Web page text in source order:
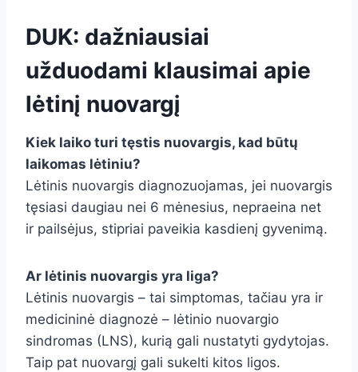
DUK: dažniausiai
užduodami klausimai apie
lėtinį nuovargį
Kiek laiko turi tęstis nuovargis, kad būtų
laikomas lėtiniu?
Lėtinis nuovargis diagnozuojamas, jei nuovargis
tęsiasi daugiau nei 6 mėnesius, nepraeina net
ir pailsėjus, stipriai paveikia kasdienį gyvenimą.
Ar lėtinis nuovargis yra liga?
Lėtinis nuovargis – tai simptomas, tačiau yra ir
medicininė diagnozė – lėtinio nuovargio
sindromas (LNS), kurią gali nustatyti gydytojas.
Taip pat nuovargį gali sukelti kitos ligos.